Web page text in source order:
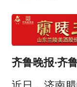
齐鲁晚报·齐